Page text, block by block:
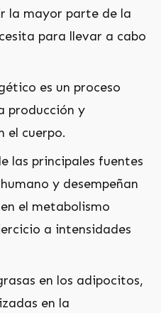
la mayor parte de la
para llevar a cabo
es un proceso
producción y
el cuerpo.
las principales fuentes
y desempeñan
el metabolismo
a intensidades
en los adipocitos,
en la